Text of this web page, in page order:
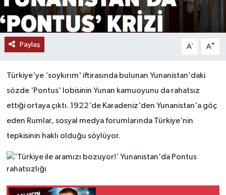
Paylaş A- A+
Türkiye'ye 'soykırım' iftirasında bulunan Yunanistan'daki
sözde 'Pontus' lobisinin Yunan kamuoyunu da rahatsız
ettiği ortaya çıktı. 1922'de Karadeniz'den Yunanistan'a göç
eden Rumlar, sosyal medya forumlarında Türkiye'nin
tepkisinin haklı olduğu söylüyor.